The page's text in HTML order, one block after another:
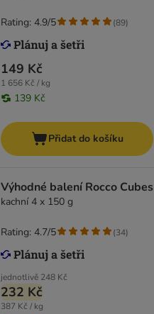
149 Kč
1 656 Kč / kg
139 Kč
Rating: 4.9/5 (89)
Přidat do košíku
Výhodné balení Rocco Cubes
kachní 4 x 150 g
jednotlivě 248 Kč
232 Kč
387 Kč / kg
Rating: 4.7/5 (34)